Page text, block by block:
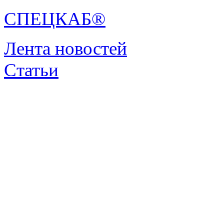
СПЕЦКАБ®
Лента новостей
Статьи